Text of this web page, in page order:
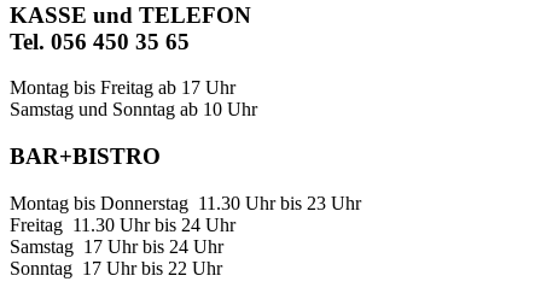
KASSE und TELEFON
Tel. 056 450 35 65
Montag bis Freitag ab 17 Uhr
Samstag und Sonntag ab 10 Uhr
BAR+BISTRO
Montag bis Donnerstag 11.30 Uhr bis 23 Uhr
Freitag 11.30 Uhr bis 24 Uhr
Samstag 17 Uhr bis 24 Uhr
Sonntag 17 Uhr bis 22 Uhr